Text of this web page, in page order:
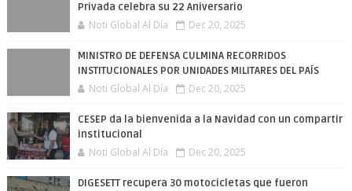
Privada celebra su 22 Aniversario
Noti Global Al Día Dec 20, 2025
MINISTRO DE DEFENSA CULMINA RECORRIDOS
INSTITUCIONALES POR UNIDADES MILITARES DEL PAÍS
Noti Global Al Día Dec 20, 2025
CESEP da la bienvenida a la Navidad con un compartir
institucional
Noti Global Al Día Dec 20, 2025
DIGESETT recupera 30 motocicletas que fueron